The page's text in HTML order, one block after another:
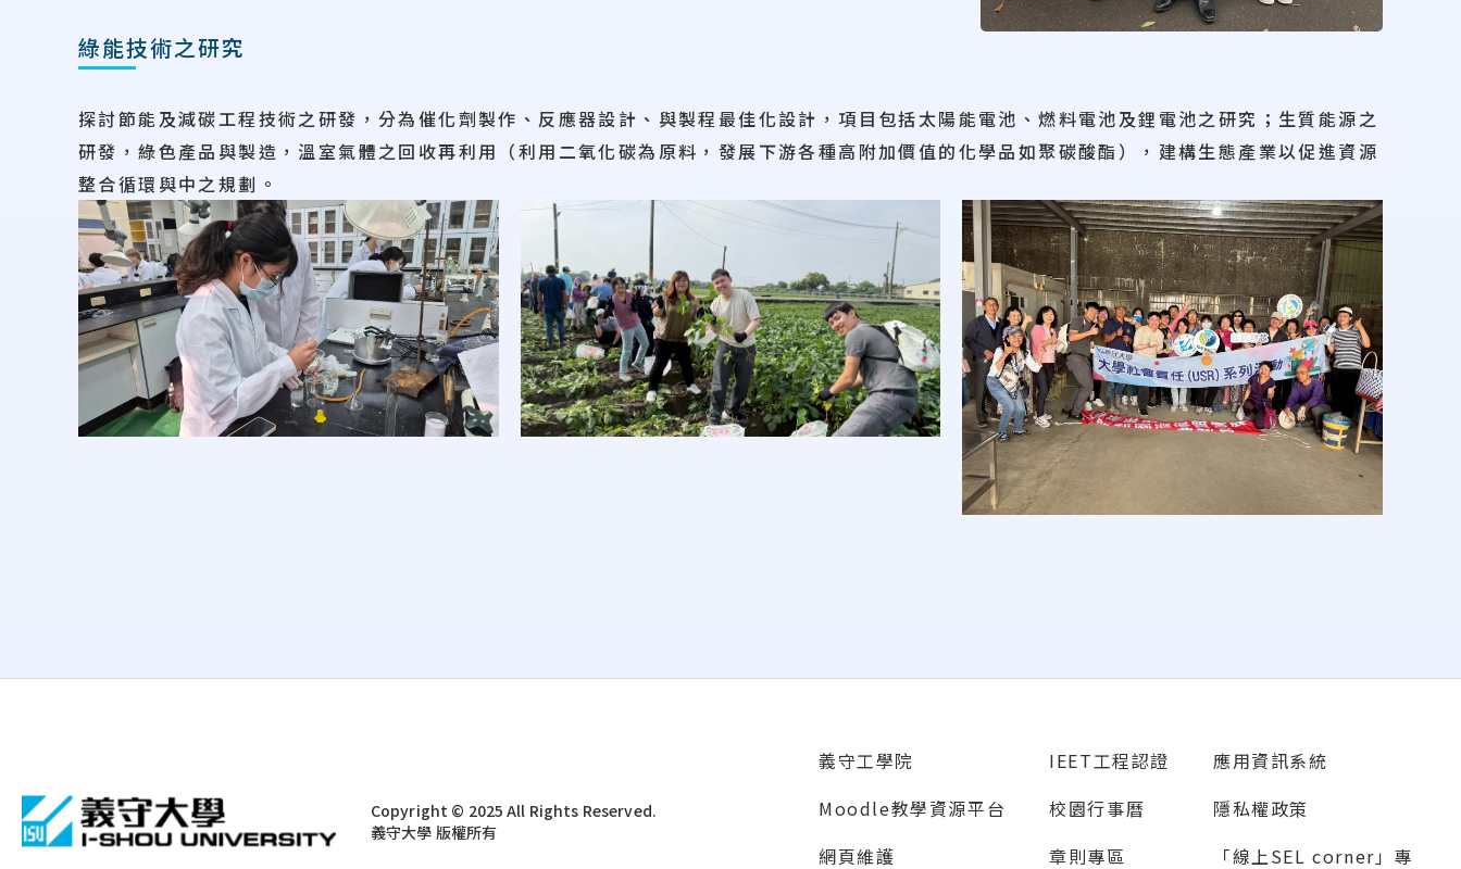
綠能技術之研究
探討節能及減碳工程技術之研發，分為催化劑製作、反應器設計、與製程最佳化設計，項目包括太陽能電池、燃料電池及鋰電池之研究；生質能源之
研發，綠色產品與製造，溫室氣體之回收再利用（利用二氧化碳為原料，發展下游各種高附加價值的化學品如聚碳酸酯），建構生態產業以促進資源
整合循環與中之規劃。
Copyright © 2025 All Rights Reserved.
義守大學 版權所有
義守工學院 IEET工程認證
應用資訊系統
Moodle教學資源平台
校園行事曆
隱私權政策
網頁維護
章則專區 「線上SEL corner」專